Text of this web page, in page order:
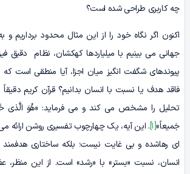
چه کاربری طراحی شده است؟
اکنون اگر نگاه خود را از این مثال محدود برداریم و
جهانی می بینیم با میلیاردها کهکشان، نظام دقیق
پیوندهای شگفت انگیز میان اجزا، آیا منطقی است
فاقد هدف یا نسبت با انسان بدانیم؟ قرآن کریم
تحلیل را مشخص می کند و می فرماید: «هُوَ الَّذی
جَمیعاً»[1] . این آیه، یک چهارچوب تفسیری روشن ارائه
ای رهاشده و بی غایت نیست؛ بلکه ساختاری
انسان، نسبت «بستر» با «رشد» است. از این